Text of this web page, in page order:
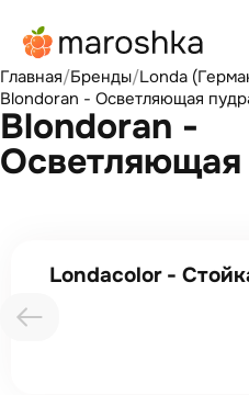
Главная/Бренды/Londa
Blondoran - Осветляющая
Blondoran -
Осветляющая
Londacolor -